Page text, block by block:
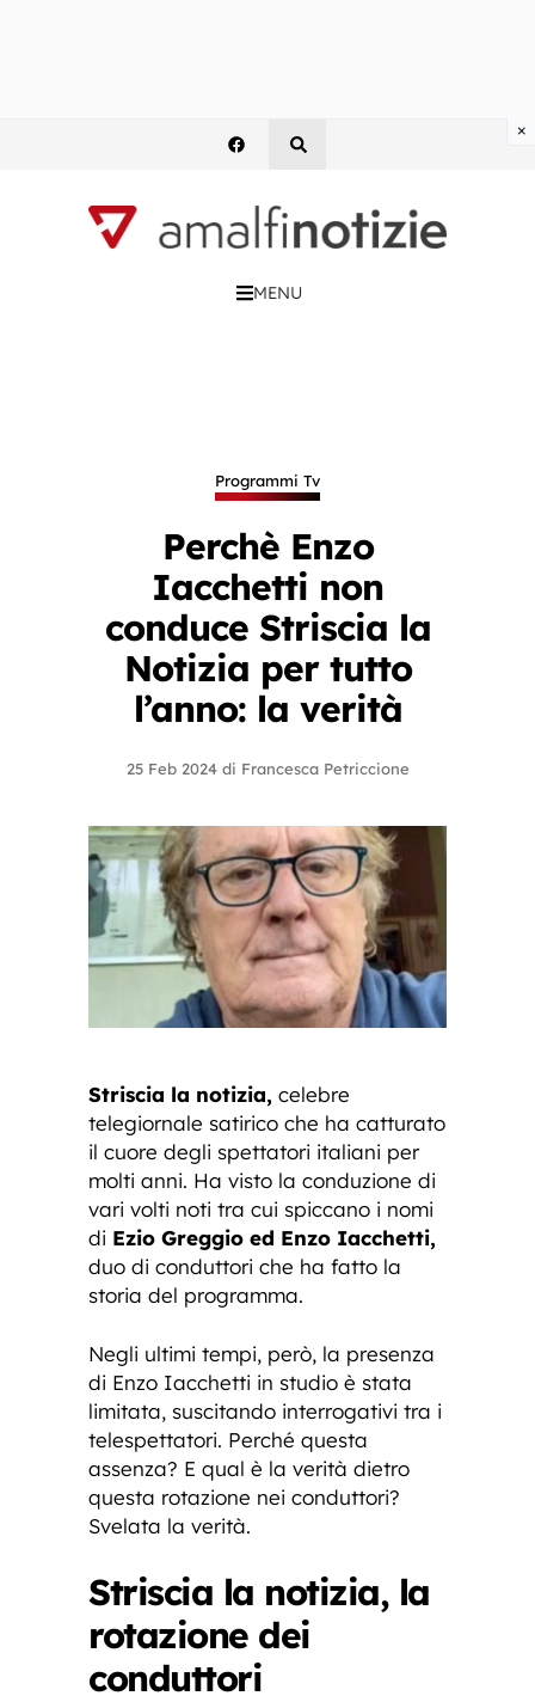
MENU
Programmi Tv
Perchè Enzo
Iacchetti non
conduce Striscia la
Notizia per tutto
l’anno: la verità
25 Feb 2024 di Francesca Petriccione
Striscia la notizia, celebre
telegiornale satirico che ha catturato
il cuore degli spettatori italiani per
molti anni. Ha visto la conduzione di
vari volti noti tra cui spiccano i nomi
di Ezio Greggio ed Enzo Iacchetti,
duo di conduttori che ha fatto la
storia del programma.
Negli ultimi tempi, però, la presenza
di Enzo Iacchetti in studio è stata
limitata, suscitando interrogativi tra i
telespettatori. Perché questa
assenza? E qual è la verità dietro
questa rotazione nei conduttori?
Svelata la verità.
Striscia la notizia, la
rotazione dei
conduttori
×